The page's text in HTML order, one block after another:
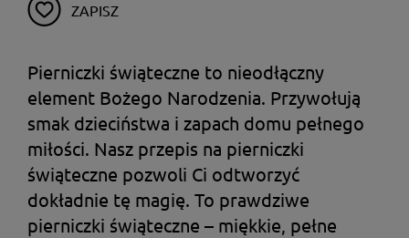
ZAPISZ
Pierniczki świąteczne to nieodłączny
element Bożego Narodzenia. Przywołują
smak dzieciństwa i zapach domu pełnego
miłości. Nasz przepis na pierniczki
świąteczne pozwoli Ci odtworzyć
dokładnie tę magię. To prawdziwe
pierniczki świąteczne – miękkie, pełne